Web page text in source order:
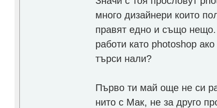
много дизайнери които
правят едно и също
работи като photoshop
търси нали?
Първо ти май още не си
нито с Мак, не за друго